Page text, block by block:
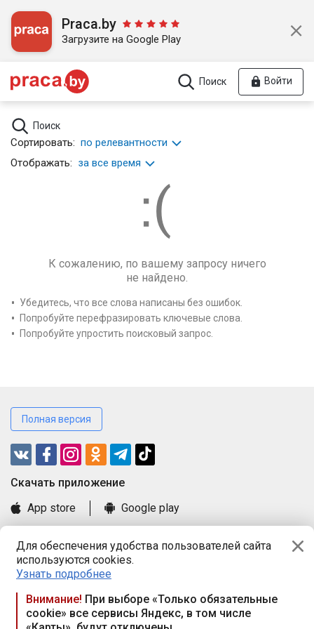
Для обеспечения удобства пользователей сайта
используются cookies.
Узнать подробнее
Внимание! При выборе «Только обязательные
cookie» все сервисы Яндекс, в том числе
Praca.by
Загрузите на Google Play
Поиск Войти
Поиск
Сортировать: по релевантности
Отображать: за все время
К сожалению, по вашему запросу ничего
не найдено.
Убедитесь, что все слова написаны без ошибок.
Попробуйте перефразировать ключевые слова.
Попробуйте упростить поисковый запрос.
Полная версия
Cкачать приложение
App store
Google play
Книга замечаний и предложений
Правила и документы
Praca.by © 2000—2026, ООО «ПРАЦА БАЙ»
Республика Беларусь, 220114, г. Минск, пр-т Независимости
117а, пом. № 9.